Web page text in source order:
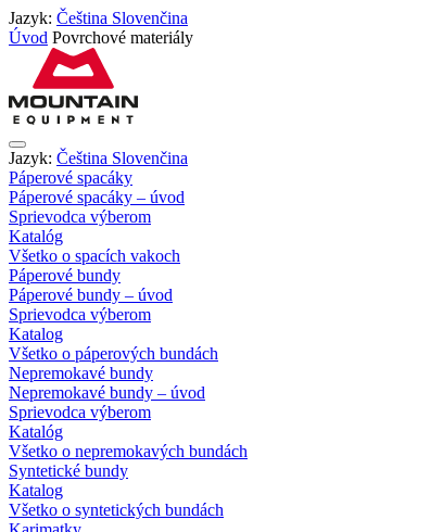
Jazyk: Čeština Slovenčina
Úvod Povrchové materiály
Jazyk: Čeština Slovenčina
Páperové spacáky
Páperové spacáky – úvod
Sprievodca výberom
Katalóg
Všetko o spacích vakoch
Páperové bundy
Páperové bundy – úvod
Sprievodca výberom
Katalog
Všetko o páperových bundách
Nepremokavé bundy
Nepremokavé bundy – úvod
Sprievodca výberom
Katalóg
Všetko o nepremokavých bundách
Syntetické bundy
Katalog
Všetko o syntetických bundách